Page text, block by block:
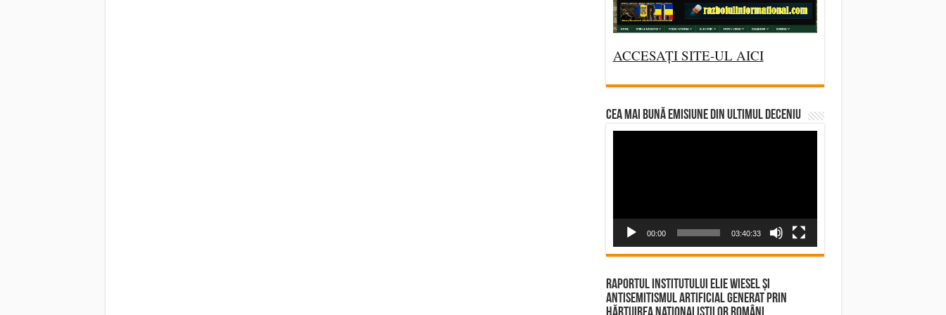
ACCESAȚI SITE-UL AICI
CEA MAI BUNĂ EMISIUNE DIN ULTIMUL DECENIU
00:00 03:40:33
Raportul Institutului Elie Wiesel și
Antisemitismul Artificial Generat prin